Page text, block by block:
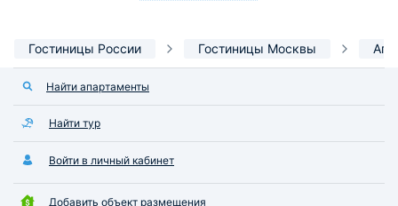
Гостиницы России Гостиницы Москвы
Найти апартаменты
Найти тур
Войти в личный кабинет
Добавить объект размещения